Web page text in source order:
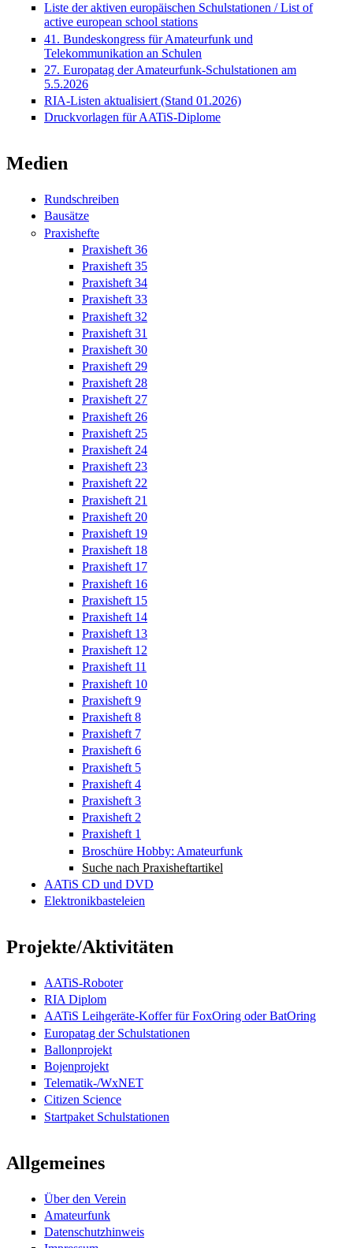
Liste der aktiven europäischen Schulstationen / List of
active european school stations
41. Bundeskongress für Amateurfunk und
Telekommunikation an Schulen
27. Europatag der Amateurfunk-Schulstationen am
5.5.2026
RIA-Listen aktualisiert (Stand 01.2026)
Druckvorlagen für AATiS-Diplome
Medien
Rundschreiben
Bausätze
Praxishefte
Praxisheft 36
Praxisheft 35
Praxisheft 34
Praxisheft 33
Praxisheft 32
Praxisheft 31
Praxisheft 30
Praxisheft 29
Praxisheft 28
Praxisheft 27
Praxisheft 26
Praxisheft 25
Praxisheft 24
Praxisheft 23
Praxisheft 22
Praxisheft 21
Praxisheft 20
Praxisheft 19
Praxisheft 18
Praxisheft 17
Praxisheft 16
Praxisheft 15
Praxisheft 14
Praxisheft 13
Praxisheft 12
Praxisheft 11
Praxisheft 10
Praxisheft 9
Praxisheft 8
Praxisheft 7
Praxisheft 6
Praxisheft 5
Praxisheft 4
Praxisheft 3
Praxisheft 2
Praxisheft 1
Broschüre Hobby: Amateurfunk
Suche nach Praxisheftartikel
AATiS CD und DVD
Elektronikbasteleien
Projekte/Aktivitäten
AATiS-Roboter
RIA Diplom
AATiS Leihgeräte-Koffer für FoxOring oder BatOring
Europatag der Schulstationen
Ballonprojekt
Bojenprojekt
Telematik-/WxNET
Citizen Science
Startpaket Schulstationen
Allgemeines
Über den Verein
Amateurfunk
Datenschutzhinweis